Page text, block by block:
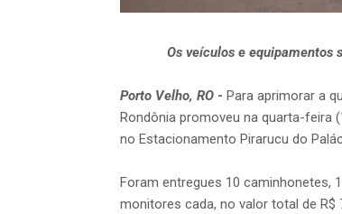
Os veículos e equipamentos
Porto Velho, RO - Para aprimorar a
Rondônia promoveu na quarta-feira
no Estacionamento Pirarucu do
Foram entregues 10
monitores cada, no valor total de